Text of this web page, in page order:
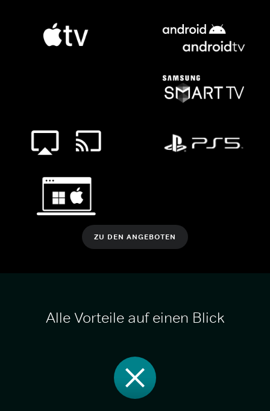
ZU DEN ANGEBOTEN
Alle Vorteile auf einen Blick